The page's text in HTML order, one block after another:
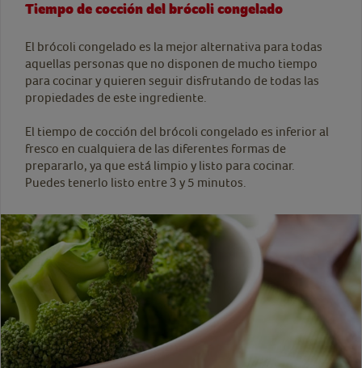
Tiempo de cocción del brócoli congelado
El brócoli congelado es la mejor alternativa para todas
aquellas personas que no disponen de mucho tiempo
para cocinar y quieren seguir disfrutando de todas las
propiedades de este ingrediente.
El tiempo de cocción del brócoli congelado es inferior al
fresco en cualquiera de las diferentes formas de
prepararlo, ya que está limpio y listo para cocinar.
Puedes tenerlo listo entre 3 y 5 minutos.